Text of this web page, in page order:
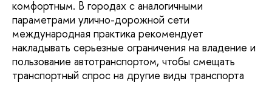
комфортным. В городах с аналогичными
параметрами улично-дорожной сети
международная практика рекомендует
накладывать серьезные ограничения на владение и
пользование автотранспортом, чтобы смещать
транспортный спрос на другие виды транспорта